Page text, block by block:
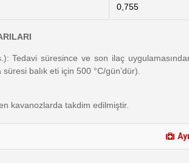
0,755
Tedavi süresince ve son ilaç
balık eti için 500 °C/gün’dür).
kavanozlarda takdim edilmiştir.